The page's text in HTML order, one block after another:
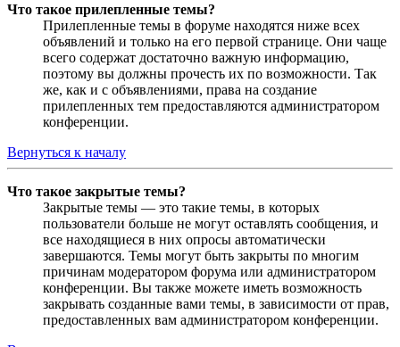
Что такое прилепленные темы?
Прилепленные темы в форуме находятся ниже всех
объявлений и только на его первой странице. Они чаще
всего содержат достаточно важную информацию,
поэтому вы должны прочесть их по возможности. Так
же, как и с объявлениями, права на создание
прилепленных тем предоставляются администратором
конференции.
Вернуться к началу
Что такое закрытые темы?
Закрытые темы — это такие темы, в которых
пользователи больше не могут оставлять сообщения, и
все находящиеся в них опросы автоматически
завершаются. Темы могут быть закрыты по многим
причинам модератором форума или администратором
конференции. Вы также можете иметь возможность
закрывать созданные вами темы, в зависимости от прав,
предоставленных вам администратором конференции.